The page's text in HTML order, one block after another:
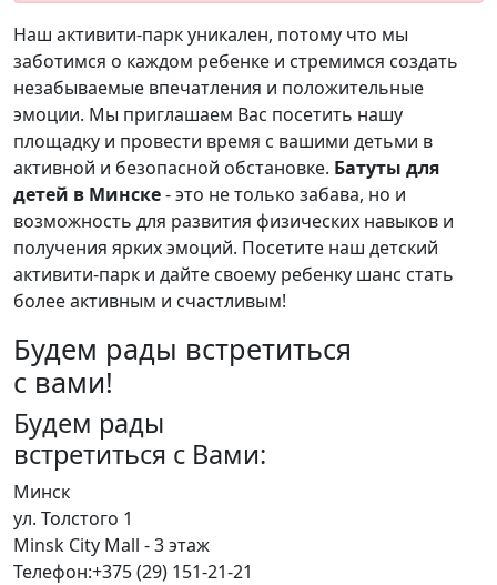
Наш активити-парк уникален, потому что мы
заботимся о каждом ребенке и стремимся создать
незабываемые впечатления и положительные
эмоции. Мы приглашаем Вас посетить нашу
площадку и провести время с вашими детьми в
активной и безопасной обстановке. Батуты для
детей в Минске- это не только забава, но и
возможность для развития физических навыков и
получения ярких эмоций. Посетите наш детский
активити-парк и дайте своему ребенку шанс стать
более активным и счастливым!
Будем рады встретиться
с вами!
Будем рады
встретиться с Вами:
Минск​
ул. Толстого 1​
Minsk City Mall - 3 этаж
Телефон:+375 (29) 151-21-21